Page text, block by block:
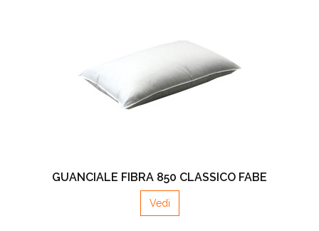
GUANCIALE FIBRA 850 CLASSICO FABE
Vedi